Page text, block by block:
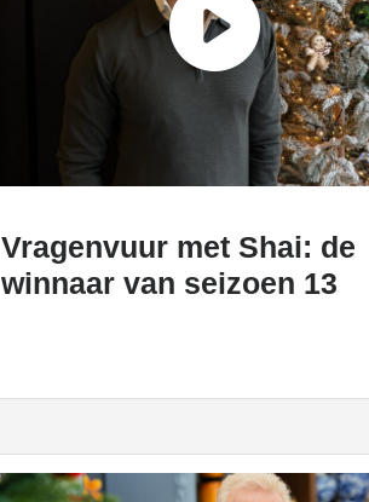
Vragenvuur met Shai: de
winnaar van seizoen 13